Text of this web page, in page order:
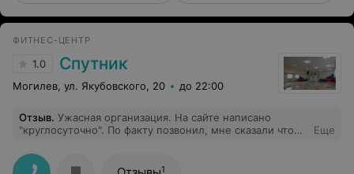
ФИТНЕС-ЦЕНТР
1.0 Спутник
Могилев, ул. Якубовского, 20 до 22:00
Отзыв. Ужасная организация. На сайте написано
"круглосуточно". По факту позвонил, мне сказали что
пересменка и человеческий фактор. Тогда не понятно
зачем писать что баня круглосуточная, если по факту
Еще
1